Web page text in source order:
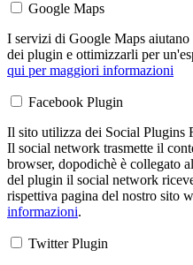
Google Maps
I servizi di Google Maps
dei plugin e ottimizzarli per
qui per maggiori informazioni
Facebook Plugin
Il sito utilizza dei Social Plugins
Il social network trasmette il
browser, dopodichè è collegato
del plugin il social network
rispettiva pagina del nostro sito
informazioni.
Twitter Plugin